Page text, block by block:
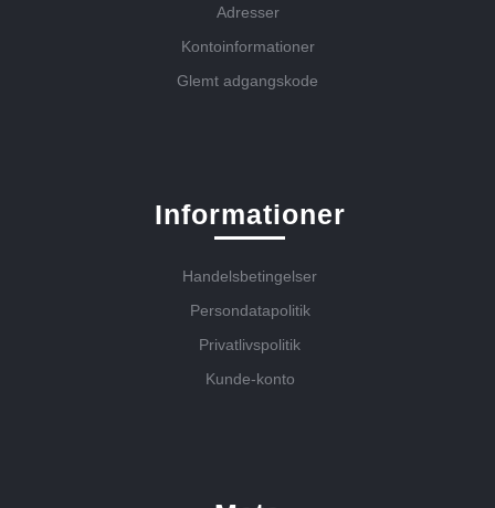
Adresser
Kontoinformationer
Glemt adgangskode
Informationer
Handelsbetingelser
Persondatapolitik
Privatlivspolitik
Kunde-konto